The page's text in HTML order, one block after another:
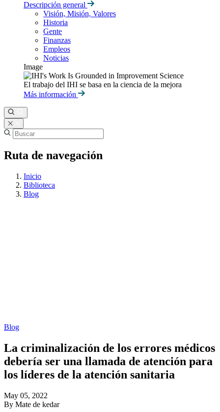
Descripción general
Visión, Misión, Valores
Historia
Gente
Finanzas
Empleos
Noticias
Image
El trabajo del IHI se basa en la ciencia de la mejora
Más información
Ruta de navegación
Inicio
Biblioteca
Blog
Blog
La criminalización de los errores médicos
debería ser una llamada de atención para
los líderes de la atención sanitaria
May 05, 2022
By Mate de kedar